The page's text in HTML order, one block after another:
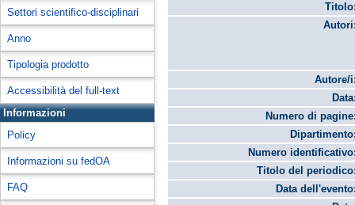
Settori scientifico-disciplinari
Anno
Tipologia prodotto
Accessibilità del full-text
Informazioni
Policy
Informazioni su fedOA
FAQ
Autore/
Numero di
Numero
Titolo del
Data